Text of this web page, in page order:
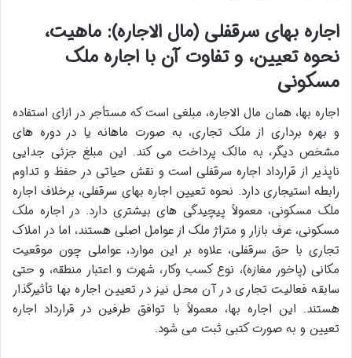
اجاره بهای سرقفلی (مال الاجاره): ماهیت،
نحوه تعیین، و تفاوت آن با اجاره ملک
مسکونی
اجاره بها، همان مال الاجاره، مبلغی است که مستأجر در ازای استفاده
و بهره برداری از ملک تجاری، به صورت ماهانه یا در دوره های
مشخص دیگر، به مالک پرداخت می کند. این مبلغ جزئی جدایی
ناپذیر از قرارداد اجاره سرقفلی است و نقش حیاتی در حفظ و تداوم
رابطه استیجاری دارد. نحوه تعیین اجاره بهای سرقفلی، برخلاف اجاره
ملک مسکونی، معمولاً پیچیدگی های بیشتری دارد. در اجاره ملک
مسکونی، عرف بازار و متراژ ملک از عوامل اصلی هستند، اما در املاک
تجاری با حق سرقفلی، علاوه بر این موارد، عواملی چون موقعیت
مکانی (پاخور مغازه)، نوع کسب وکار، شهرت و اعتبار منطقه، و حتی
سابقه فعالیت تجاری در آن محل نیز در تعیین اجاره بها تأثیرگذار
هستند. این اجاره بها، معمولاً با توافق طرفین در قرارداد اجاره
تعیین و به صورت کتبی ثبت می شود.